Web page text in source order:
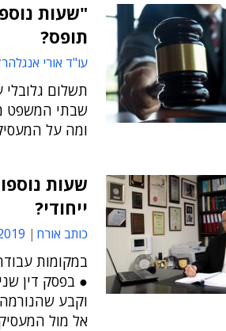
"שעות
תופס?
עו"ד אורי
תשלום
שבתי המשפט
ומה על
שעות
ייחודי?
כותב אורח 17:45
במקומות
● בפסק דין
וקבע
אל מול